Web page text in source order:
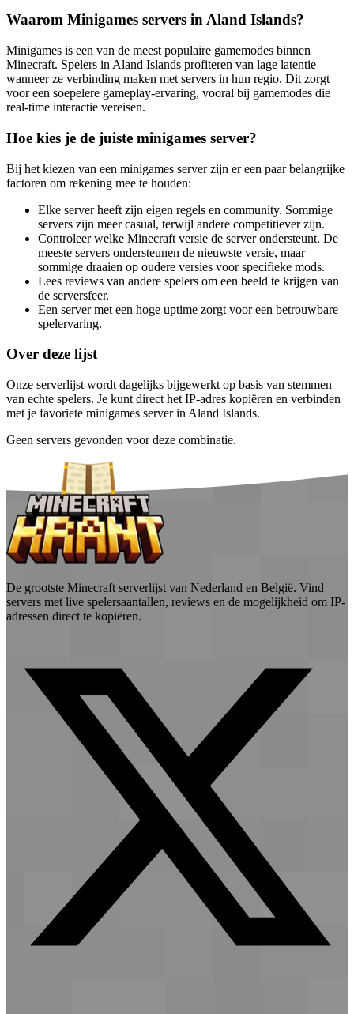
Waarom Minigames servers in Aland Islands?
Minigames is een van de meest populaire gamemodes binnen
Minecraft. Spelers in Aland Islands profiteren van lage latentie
wanneer ze verbinding maken met servers in hun regio. Dit zorgt
voor een soepelere gameplay-ervaring, vooral bij gamemodes die
real-time interactie vereisen.
Hoe kies je de juiste minigames server?
Bij het kiezen van een minigames server zijn er een paar belangrijke
factoren om rekening mee te houden:
Elke server heeft zijn eigen regels en community. Sommige
servers zijn meer casual, terwijl andere competitiever zijn.
Controleer welke Minecraft versie de server ondersteunt. De
meeste servers ondersteunen de nieuwste versie, maar
sommige draaien op oudere versies voor specifieke mods.
Lees reviews van andere spelers om een beeld te krijgen van
de serversfeer.
Een server met een hoge uptime zorgt voor een betrouwbare
spelervaring.
Over deze lijst
Onze serverlijst wordt dagelijks bijgewerkt op basis van stemmen
van echte spelers. Je kunt direct het IP-adres kopiëren en verbinden
met je favoriete minigames server in Aland Islands.
Geen servers gevonden voor deze combinatie.
De grootste Minecraft serverlijst van Nederland en België. Vind
servers met live spelersaantallen, reviews en de mogelijkheid om IP-
adressen direct te kopiëren.